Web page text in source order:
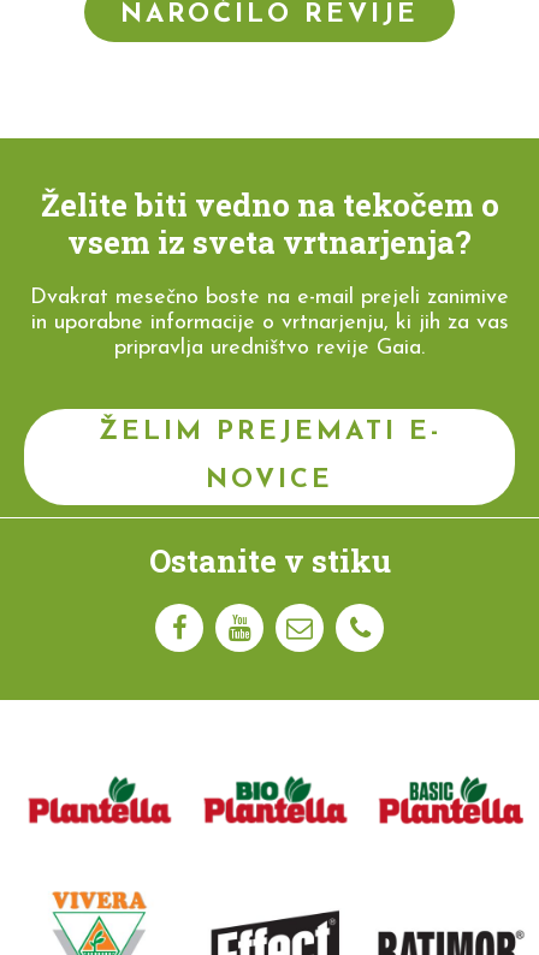
NAROČILO REVIJE
Želite biti vedno na tekočem o
vsem iz sveta vrtnarjenja?
Dvakrat mesečno boste na e-mail prejeli zanimive
in uporabne informacije o vrtnarjenju, ki jih za vas
pripravlja uredništvo revije Gaia.
ŽELIM PREJEMATI E-
NOVICE
Ostanite v stiku